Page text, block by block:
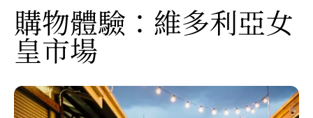
購物體驗：維多利亞女
皇市場